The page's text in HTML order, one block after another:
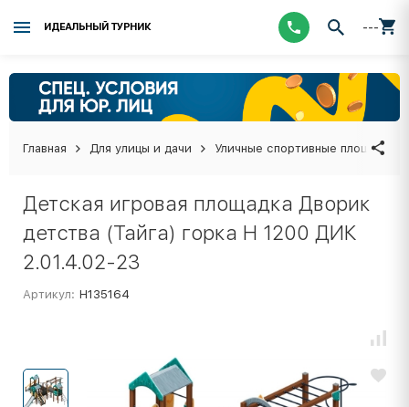
ИДЕАЛЬНЫЙ ТУРНИК ---
Главная Для улицы и дачи Уличные спортивные площадки
Детская игровая площадка Дворик
детства (Тайга) горка Н 1200 ДИК
2.01.4.02-23
Артикул: Н135164